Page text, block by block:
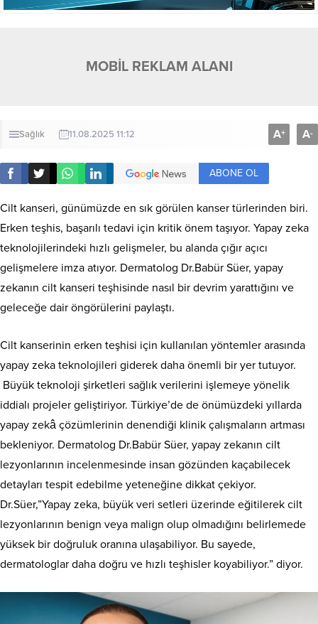
MOBİL REKLAM ALANI
Sağlık 11.08.2025 11:12 A+ A-
ABONE OL
Cilt kanseri, günümüzde en sık görülen kanser türlerinden biri.
Erken teşhis, başarılı tedavi için kritik önem taşıyor. Yapay zeka
teknolojilerindeki hızlı gelişmeler, bu alanda çığır açıcı
gelişmelere imza atıyor. Dermatolog Dr.Babür Süer, yapay
zekanın cilt kanseri teşhisinde nasıl bir devrim yarattığını ve
geleceğe dair öngörülerini paylaştı.
Cilt kanserinin erken teşhisi için kullanılan yöntemler arasında
yapay zeka teknolojileri giderek daha önemli bir yer tutuyor.
Büyük teknoloji şirketleri sağlık verilerini işlemeye yönelik
iddialı projeler geliştiriyor. Türkiye’de de önümüzdeki yıllarda
yapay zekâ çözümlerinin denendiği klinik çalışmaların artması
bekleniyor. Dermatolog Dr.Babür Süer, yapay zekanın cilt
lezyonlarının incelenmesinde insan gözünden kaçabilecek
detayları tespit edebilme yeteneğine dikkat çekiyor.
Dr.Süer,”Yapay zeka, büyük veri setleri üzerinde eğitilerek cilt
lezyonlarının benign veya malign olup olmadığını belirlemede
yüksek bir doğruluk oranına ulaşabiliyor. Bu sayede,
dermatologlar daha doğru ve hızlı teşhisler koyabiliyor.” diyor.